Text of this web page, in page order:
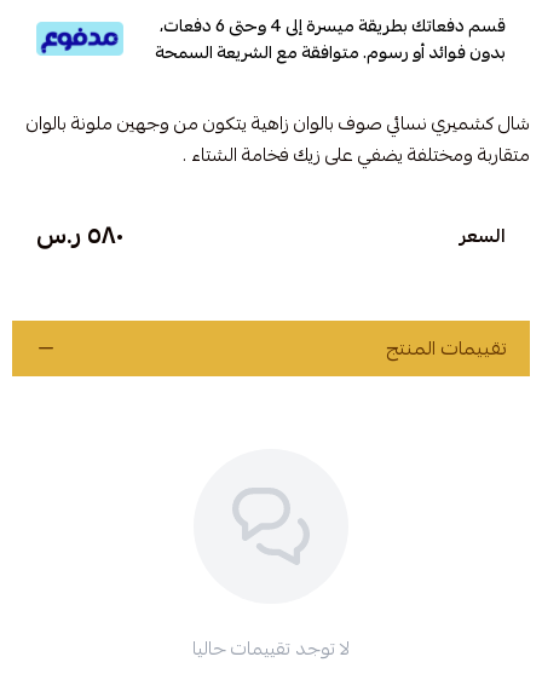
قسم دفعاتك بطريقة ميسرة إلى 4 وحتى 6 دفعات،
بدون فوائد أو رسوم. متوافقة مع الشريعة السمحة
شال كشميري نسائي صوف بالوان زاهية يتكون من وجهين ملونة بالوان
متقاربة ومختلفة يضفي على زيك فخامة الشتاء .
السعر ٥٨٠ ر.س
تقييمات المنتج
لا توجد تقييمات حاليا